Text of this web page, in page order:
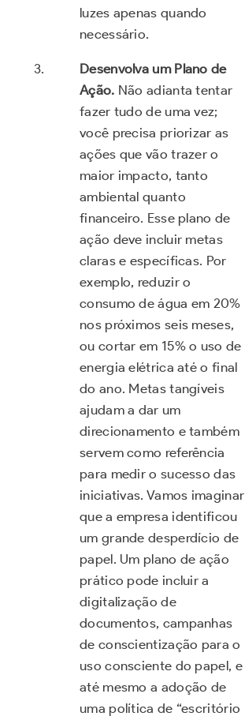
luzes apenas quando
necessário.
Desenvolva um Plano de
Ação. Não adianta tentar
fazer tudo de uma vez;
você precisa priorizar as
ações que vão trazer o
maior impacto, tanto
ambiental quanto
financeiro. Esse plano de
ação deve incluir metas
claras e específicas. Por
exemplo, reduzir o
consumo de água em 20%
nos próximos seis meses,
ou cortar em 15% o uso de
energia elétrica até o final
do ano. Metas tangíveis
ajudam a dar um
direcionamento e também
servem como referência
para medir o sucesso das
iniciativas. Vamos imaginar
que a empresa identificou
um grande desperdício de
papel. Um plano de ação
prático pode incluir a
digitalização de
documentos, campanhas
de conscientização para o
uso consciente do papel, e
até mesmo a adoção de
uma política de “escritório